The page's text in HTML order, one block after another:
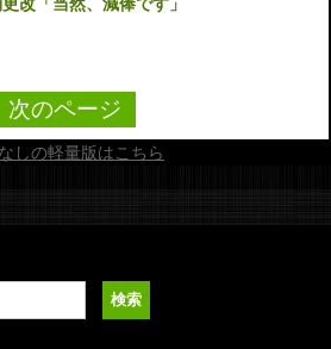
次のページ
しの軽量版はこちら